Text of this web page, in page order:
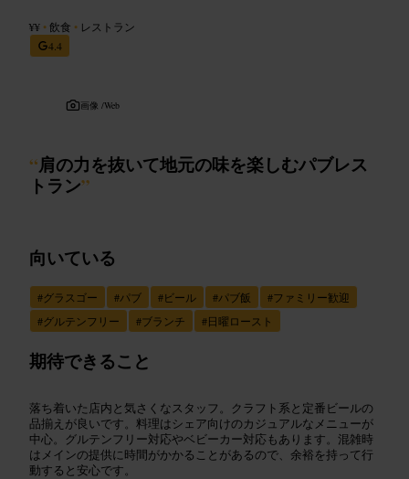
¥¥ • 飲食 • レストラン
4.4
画像 /Web
“肩の力を抜いて地元の味を楽しむパブレス
トラン”
向いている
#グラスゴー #パブ #ビール #パブ飯 #ファミリー歓迎
#グルテンフリー #ブランチ #日曜ロースト
期待できること
落ち着いた店内と気さくなスタッフ。クラフト系と定番ビールの
品揃えが良いです。料理はシェア向けのカジュアルなメニューが
中心。グルテンフリー対応やベビーカー対応もあります。混雑時
はメインの提供に時間がかかることがあるので、余裕を持って行
動すると安心です。